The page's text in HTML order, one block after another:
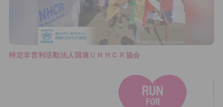
特定非営利活動法人国連ＵＮＨＣＲ協会